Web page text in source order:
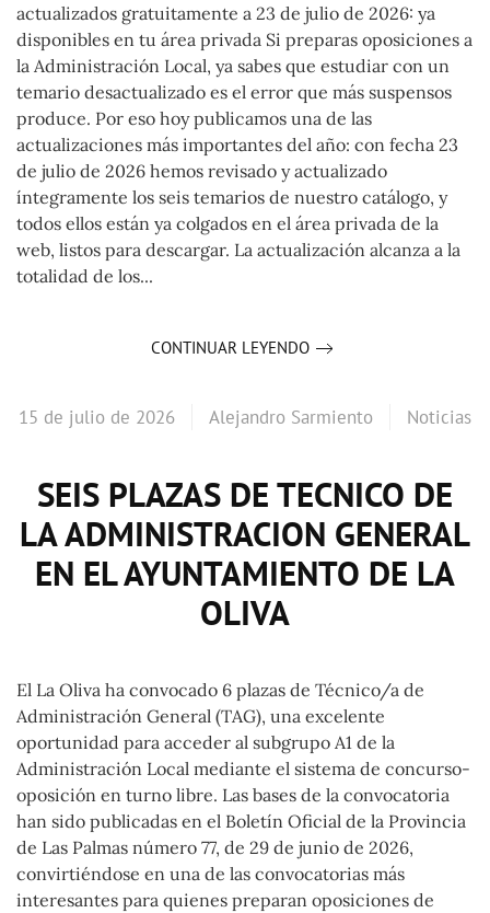
actualizados gratuitamente a 23 de julio de 2026: ya
disponibles en tu área privada Si preparas oposiciones a
la Administración Local, ya sabes que estudiar con un
temario desactualizado es el error que más suspensos
produce. Por eso hoy publicamos una de las
actualizaciones más importantes del año: con fecha 23
de julio de 2026 hemos revisado y actualizado
íntegramente los seis temarios de nuestro catálogo, y
todos ellos están ya colgados en el área privada de la
web, listos para descargar. La actualización alcanza a la
totalidad de los...
CONTINUAR LEYENDO
15 de julio de 2026 Alejandro Sarmiento Noticias
SEIS PLAZAS DE TECNICO DE
LA ADMINISTRACION GENERAL
EN EL AYUNTAMIENTO DE LA
OLIVA
El La Oliva ha convocado 6 plazas de Técnico/a de
Administración General (TAG), una excelente
oportunidad para acceder al subgrupo A1 de la
Administración Local mediante el sistema de concurso-
oposición en turno libre. Las bases de la convocatoria
han sido publicadas en el Boletín Oficial de la Provincia
de Las Palmas número 77, de 29 de junio de 2026,
convirtiéndose en una de las convocatorias más
interesantes para quienes preparan oposiciones de